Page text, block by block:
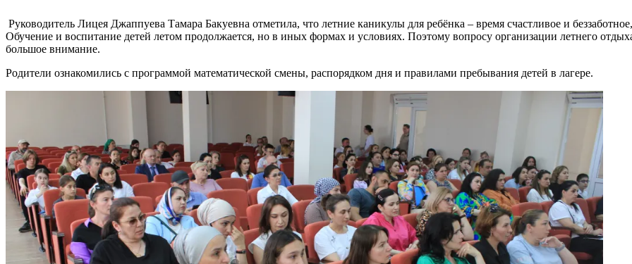
Руководитель Лицея Джаппуева Тамара Бакуевна отметила, что летние каникулы для ребёнка – время счастливое и
Обучение и воспитание детей летом продолжается, но в иных формах и условиях. Поэтому вопросу организации летнего
большое внимание.
Родители ознакомились с программой математической смены, распорядком дня и правилами пребывания детей в лагере.